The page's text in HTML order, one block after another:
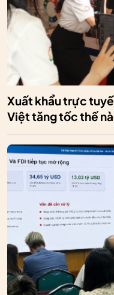
Xuất khẩu trực
Việt tăng tốc thế